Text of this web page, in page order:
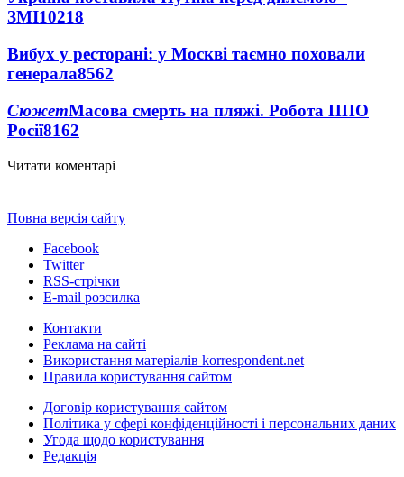
ЗМІ10218
Вибух у ресторані: у Москві таємно поховали
генерала8562
СюжетМасова смерть на пляжі. Робота ППО
Росії8162
Читати коментарі
Повна версія сайту
Facebook
Twitter
RSS-стрічки
E-mail розсилка
Контакти
Реклама на сайті
Використання матеріалів korrespondent.net
Правила користування сайтом
Договір користування сайтом
Політика у сфері конфіденційності і персональних даних
Угода щодо користування
Редакція